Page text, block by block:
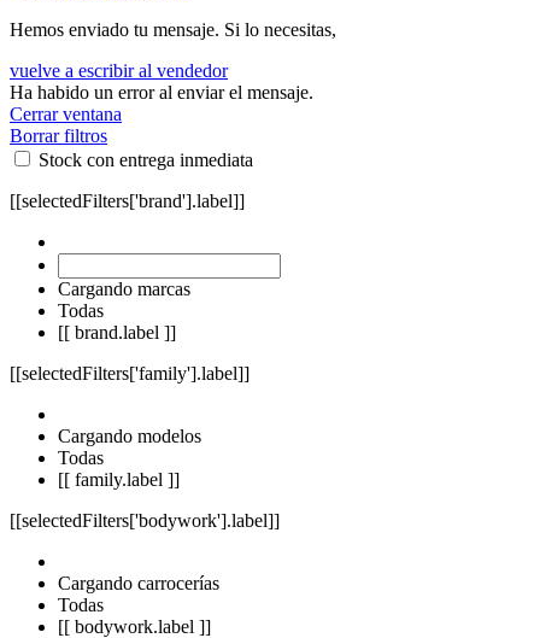
Hemos enviado tu mensaje. Si lo necesitas,
vuelve a escribir al vendedor
Ha habido un error al enviar el mensaje.
Cerrar ventana
Borrar filtros
Stock con entrega inmediata
[[selectedFilters['brand'].label]]
Cargando marcas
Todas
[[ brand.label ]]
[[selectedFilters['family'].label]]
Cargando modelos
Todas
[[ family.label ]]
[[selectedFilters['bodywork'].label]]
Cargando carrocerías
Todas
[[ bodywork.label ]]